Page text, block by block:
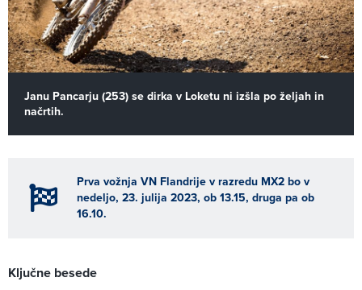
Janu Pancarju (253) se dirka v Loketu ni izšla po željah in
načrtih.
Prva vožnja VN Flandrije v razredu MX2 bo v
nedeljo, 23. julija 2023, ob 13.15, druga pa ob
16.10.
Ključne besede